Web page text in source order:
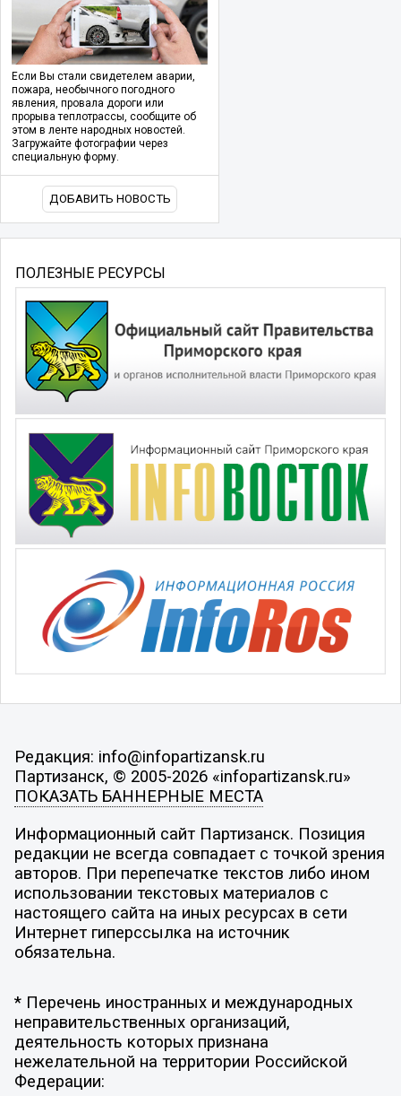
Если Вы стали свидетелем аварии,
пожара, необычного погодного
явления, провала дороги или
прорыва теплотрассы, сообщите об
этом в ленте народных новостей.
Загружайте фотографии через
специальную форму.
ДОБАВИТЬ НОВОСТЬ
ПОЛЕЗНЫЕ РЕСУРСЫ
Редакция: info@infopartizansk.ru
Партизанск, © 2005-2026 «infopartizansk.ru»
ПОКАЗАТЬ БАННЕРНЫЕ МЕСТА
Информационный сайт Партизанск. Позиция
редакции не всегда совпадает с точкой зрения
авторов. При перепечатке текстов либо ином
использовании текстовых материалов с
настоящего сайта на иных ресурсах в сети
Интернет гиперссылка на источник
обязательна.
* Перечень иностранных и международных
неправительственных организаций,
деятельность которых признана
нежелательной на территории Российской
Федерации: